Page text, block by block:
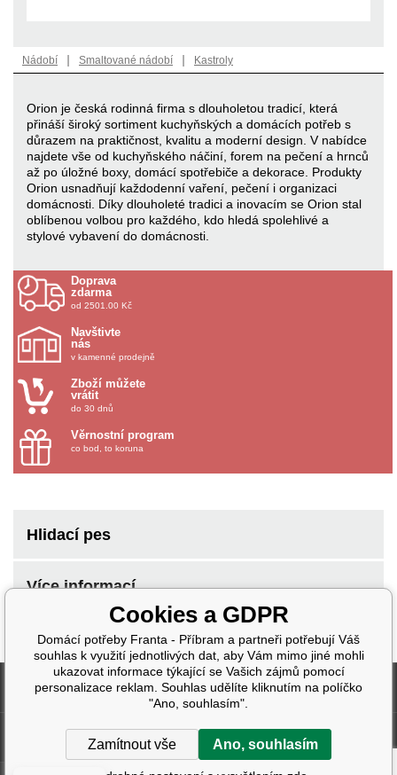
Nádobí | Smaltované nádobí | Kastroly
Orion je česká rodinná firma s dlouholetou tradicí, která
přináší široký sortiment kuchyňských a domácích potřeb s
důrazem na praktičnost, kvalitu a moderní design. V nabídce
najdete vše od kuchyňského náčiní, forem na pečení a hrnců
až po úložné boxy, domácí spotřebiče a dekorace. Produkty
Orion usnadňují každodenní vaření, pečení i organizaci
domácnosti. Díky dlouholeté tradici a inovacím se Orion stal
oblíbenou volbou pro každého, kdo hledá spolehlivé a
stylové vybavení do domácnosti.
Doprava
zdarma
od 2501.00 Kč
Navštivte
nás
v kamenné prodejně
Zboží můžete
vrátit
do 30 dnů
Věrnostní program
co bod, to koruna
Hlidací pes
Více informací
Fakturační údaje
Další informace
Cookies a GDPR
Domácí potřeby Franta - Příbram a partneři potřebují Váš
souhlas k využití jednotlivých dat, aby Vám mimo jiné mohli
ukazovat informace týkající se Vašich zájmů pomocí
personalizace reklam. Souhlas udělíte kliknutím na políčko
"Ano, souhlasím".
Zamítnout vše Ano, souhlasím